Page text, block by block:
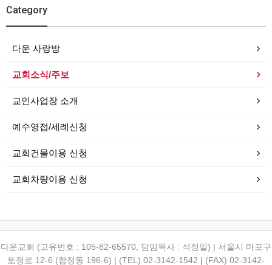
Category
다운 사랑방
교회소식/주보
교인사업장 소개
예수영접/세례신청
교회건물이용 신청
교회차량이용 신청
다운교회 (고유번호 : 105-82-65570, 담임목사 : 석정일) | 서울시 마포구
토정로 12-6 (합정동 196-6) | (TEL) 02-3142-1542 | (FAX) 02-3142-